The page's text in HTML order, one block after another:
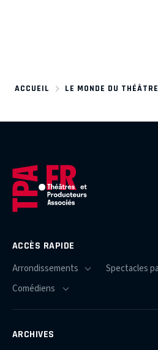
ACCUEIL LE MONDE DU THÉÂTRE
ACCÈS RAPIDE
ARCHIVES